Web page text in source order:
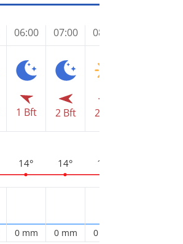
06:00
1 Bft
14°
0 mm
07:00
2 Bft
14°
0 mm
08:00
2 Bft
14°
0 mm